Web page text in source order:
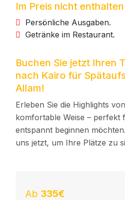
Im Preis nicht enthalten
Persönliche Ausgaben.
Getränke im Restaurant.
Buchen Sie jetzt Ihren
nach Kairo für
Allam!
Erleben Sie die Highlights
komfortable Weise – perfekt
entspannt beginnen
uns jetzt, um Ihre Plätze zu
Ab 335€